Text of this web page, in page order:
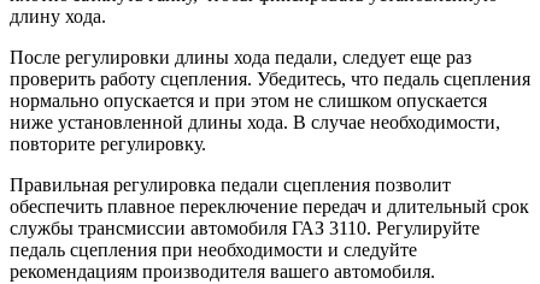
длину хода.
После регулировки длины хода педали, следует еще раз
проверить работу сцепления. Убедитесь, что педаль сцепления
нормально опускается и при этом не слишком опускается
ниже установленной длины хода. В случае необходимости,
повторите регулировку.
Правильная регулировка педали сцепления позволит
обеспечить плавное переключение передач и длительный срок
службы трансмиссии автомобиля ГАЗ 3110. Регулируйте
педаль сцепления при необходимости и следуйте
рекомендациям производителя вашего автомобиля.